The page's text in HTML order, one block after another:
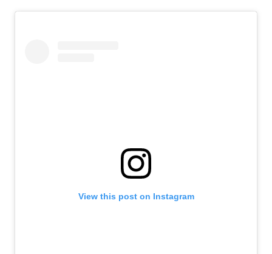
View this post on Instagram